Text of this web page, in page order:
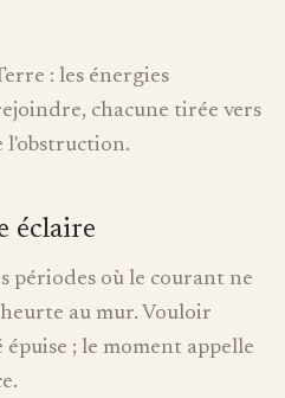
: les énergies
chacune tirée vers
l'obstruction.
éclaire
périodes où le courant ne
au mur. Vouloir
; le moment appelle